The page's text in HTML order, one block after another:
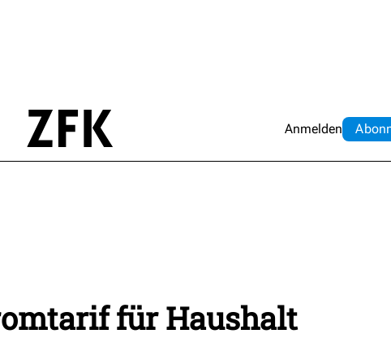
Anmelden Abo
für Haushalt